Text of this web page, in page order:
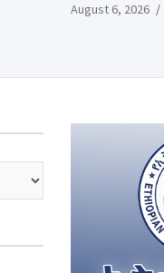
August 6, 2026